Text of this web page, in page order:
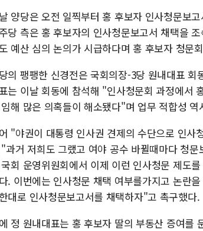
양당은 오전 일찍부터 홍 후보자 인사청문보
당 측은 홍 후보자의 인사청문보고서 채택을
예산 심의 논의가 시급하다며 홍 후보자 청문
의 팽팽한 신경전은 국회의장-3당 원내대표
는 이날 회동에 참석해 "인사청문회 과정에서
해 많은 의혹들이 해소됐다"며 업무 적합성
"야권이 대통령 인사권 견제의 수단으로 인
과거 저희도 그랬고 여야 공수 바뀔때마다 청
회 운영위원회에서 이제 이런 인사청문 제도
. 이번에는 인사청문 채택 여부를가지고 논란
대로 인사청문보고서를 채택하자"고 촉구했다.
정 원내대표는 홍 후보자 딸의 부동산 증여를